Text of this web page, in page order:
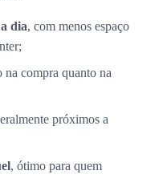
dia, com menos espaço
na compra quanto na
próximos a
, ótimo para quem